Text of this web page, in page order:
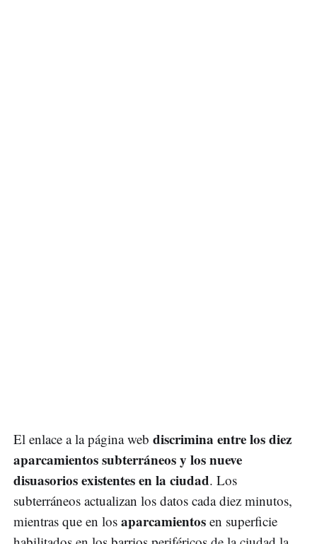
El enlace a la página web discrimina entre los diez
aparcamientos subterráneos y los nueve
disuasorios existentes en la ciudad. Los
subterráneos actualizan los datos cada diez minutos,
mientras que en los aparcamientos en superficie